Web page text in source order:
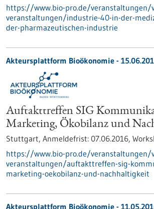
https://www.bio-pro.de/veranstaltungen/
veranstaltungen/industrie-40-in-der-
der-pharmazeutischen-industrie
Akteursplattform Bioökonomie -
Auftakttreffen SIG
Marketing, Ökobilanz und
Stuttgart, Anmeldefrist: 07.06.2016,
https://www.bio-pro.de/veranstaltungen/
veranstaltungen/auftakttreffen-sig-
marketing-oekobilanz-und-nachhaltigkeit
Akteursplattform Bioökonomie -